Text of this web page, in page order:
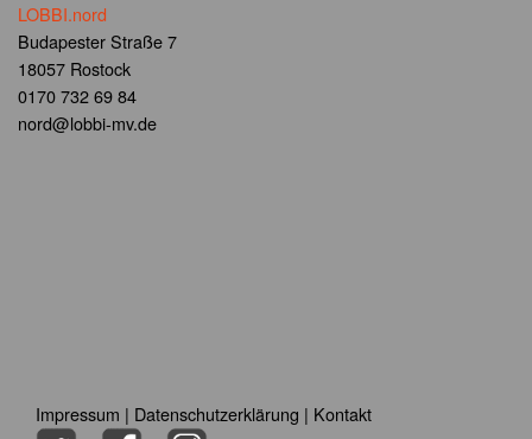
LOBBI.nord
Budapester Straße 7
18057 Rostock
0170 732 69 84
nord@lobbi-mv.de
Impressum | Datenschutzerklärung | Kontakt